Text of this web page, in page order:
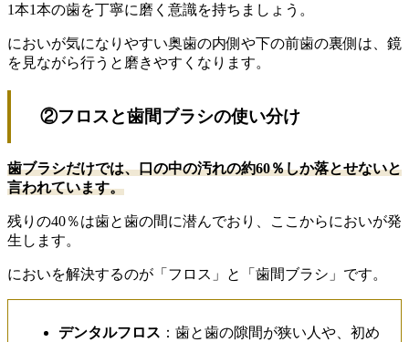
1本1本の歯を丁寧に磨く意識を持ちましょう。
においが気になりやすい奥歯の内側や下の前歯の裏側は、鏡
を見ながら行うと磨きやすくなります。
②フロスと歯間ブラシの使い分け
歯ブラシだけでは、口の中の汚れの約60％しか落とせないと
言われています。
残りの40％は歯と歯の間に潜んでおり、ここからにおいが発
生します。
においを解決するのが「フロス」と「歯間ブラシ」です。
デンタルフロス ：歯と歯の隙間が狭い人や、初め